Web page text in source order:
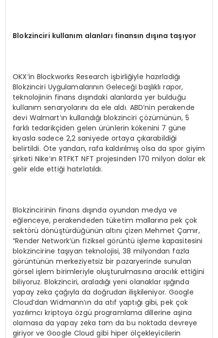
Blokzinciri kullanım alanları finansın dışına taşıyor
OKX’in Blockworks Research işbirliğiyle hazırladığı
Blokzinciri Uygulamalarının Geleceği başlıklı rapor,
teknolojinin finans dışındaki alanlarda yer bulduğu
kullanım senaryolarını da ele aldı. ABD’nin perakende
devi Walmart’ın kullandığı blokzinciri çözümünün, 5
farklı tedarikçiden gelen ürünlerin kökenini 7 güne
kıyasla sadece 2,2 saniyede ortaya çıkarabildiği
belirtildi. Öte yandan, rafa kaldırılmış olsa da spor giyim
şirketi Nike’ın RTFKT NFT projesinden 170 milyon dolar ek
gelir elde ettiği hatırlatıldı.
Blokzincirinin finans dışında oyundan medya ve
eğlenceye, perakendeden tüketim mallarına pek çok
sektörü dönüştürdüğünün altını çizen Mehmet Çamır,
“Render Network’ün fiziksel görüntü işleme kapasitesini
blokzincirine taşıyan teknolojisi, 38 milyondan fazla
görüntünün merkeziyetsiz bir pazaryerinde sunulan
görsel işlem birimleriyle oluşturulmasına aracılık ettiğini
biliyoruz. Blokzinciri, araladığı yeni olanaklar ışığında
yapay zeka çağıyla da doğrudan ilişkileniyor. Google
Cloud’dan Widmann’ın da atıf yaptığı gibi, pek çok
yazılımcı kriptoya özgü programlama dillerine aşina
olamasa da yapay zeka tam da bu noktada devreye
giriyor ve Google Cloud gibi hiper ölçekleyicilerin